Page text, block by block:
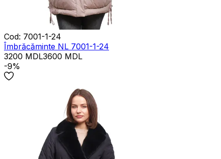
Cod: 7001-1-24
Îmbrăcăminte NL 7001-1-24
3200 MDL3600 MDL
-9%